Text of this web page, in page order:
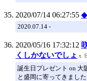
2020/07/14 06:27:55
2020.07.14 -
2020/05/16 17:32:12
くしかないでしょ
誕生日プレゼント on 大
と盛岡に寄ってきました